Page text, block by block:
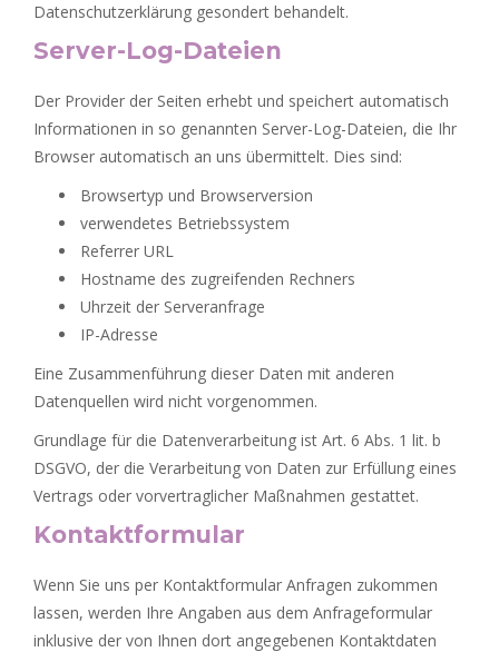
Datenschutzerklärung gesondert behandelt.
Server-Log-Dateien
Der Provider der Seiten erhebt und speichert automatisch
Informationen in so genannten Server-Log-Dateien, die Ihr
Browser automatisch an uns übermittelt. Dies sind:
Browsertyp und Browserversion
verwendetes Betriebssystem
Referrer URL
Hostname des zugreifenden Rechners
Uhrzeit der Serveranfrage
IP-Adresse
Eine Zusammenführung dieser Daten mit anderen
Datenquellen wird nicht vorgenommen.
Grundlage für die Datenverarbeitung ist Art. 6 Abs. 1 lit. b
DSGVO, der die Verarbeitung von Daten zur Erfüllung eines
Vertrags oder vorvertraglicher Maßnahmen gestattet.
Kontaktformular
Wenn Sie uns per Kontaktformular Anfragen zukommen
lassen, werden Ihre Angaben aus dem Anfrageformular
inklusive der von Ihnen dort angegebenen Kontaktdaten